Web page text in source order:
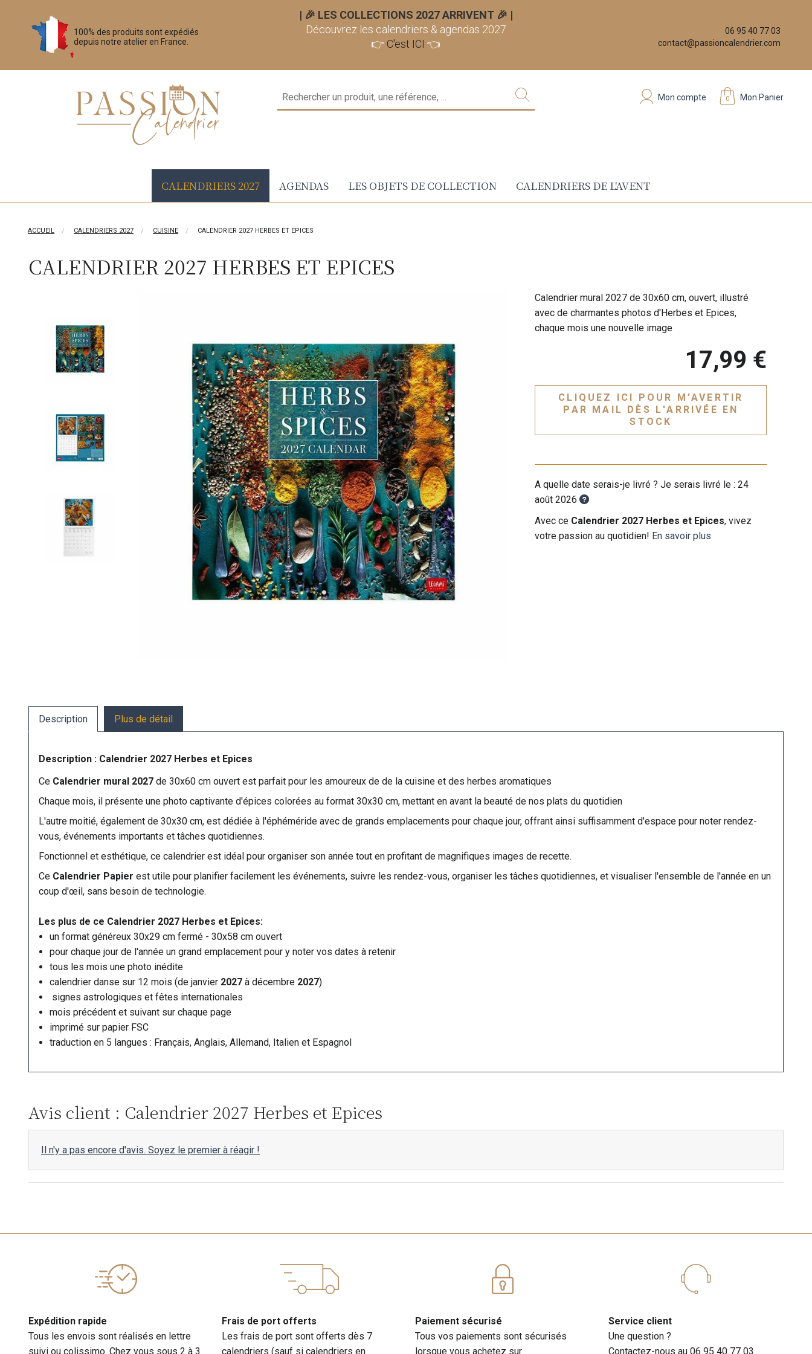
100% des produits sont expédiés
depuis notre atelier en France.
| 🎉 LES COLLECTIONS 2027 ARRIVENT 🎉 |
Découvrez les calendriers & agendas 2027
👉 C'est ICI 👈
06 95 40 77 03
contact@passioncalendrier.com
0 Mon Panier
Mon compte
CALENDRIERS 2027 AGENDAS LES OBJETS DE COLLECTION CALENDRIERS DE L'AVENT
ACCUEIL CALENDRIERS 2027 CUISINE CALENDRIER 2027 HERBES ET EPICES
CALENDRIER 2027 HERBES ET EPICES
Calendrier mural 2027 de 30x60 cm, ouvert, illustré
avec de charmantes photos d'Herbes et Epices,
chaque mois une nouvelle image
17,99 €
CLIQUEZ ICI POUR M’AVERTIR
PAR MAIL DÈS L'ARRIVÉE EN
STOCK
A quelle date serais-je livré ? Je serais livré le :24
août 2026
Avec ce Calendrier 2027 Herbes et Epices, vivez
votre passion au quotidien! En savoir plus
Description Plus de détail
Description : Calendrier 2027 Herbes et Epices
Ce Calendrier mural 2027 de 30x60 cm ouvert est parfait pour les amoureux de de la cuisine et des herbes aromatiques
Chaque mois, il présente une photo captivante d'épices colorées au format 30x30 cm, mettant en avant la beauté de nos plats du quotidien
L'autre moitié, également de 30x30 cm, est dédiée à l'éphéméride avec de grands emplacements pour chaque jour, offrant ainsi suffisamment d'espace pour noter rendez-
vous, événements importants et tâches quotidiennes.
Fonctionnel et esthétique, ce calendrier est idéal pour organiser son année tout en profitant de magnifiques images de recette.
Ce Calendrier Papier est utile pour planifier facilement les événements, suivre les rendez-vous, organiser les tâches quotidiennes, et visualiser l'ensemble de l'année en un
coup d'œil, sans besoin de technologie.
Les plus de ce Calendrier 2027 Herbes et Epices:
un format généreux 30x29 cm fermé - 30x58 cm ouvert
pour chaque jour de l'année un grand emplacement pour y noter vos dates à retenir
tous les mois une photo inédite
calendrier danse sur 12 mois (de janvier 2027à décembre 2027)
signes astrologiques et fêtes internationales
mois précédent et suivant sur chaque page
imprimé sur papier FSC
traduction en 5 langues : Français, Anglais, Allemand, Italien et Espagnol
Avis client : Calendrier 2027 Herbes et Epices
Il n'y a pas encore d'avis. Soyez le premier à réagir !
Expédition rapide
Tous les envois sont réalisés en lettre
suivi ou colissimo. Chez vous sous 2 à 3
Frais de port offerts
Les frais de port sont offerts dès 7
calendriers (sauf si calendriers en
Paiement sécurisé
Tous vos paiements sont sécurisés
lorsque vous achetez sur
Service client
Une question ?
Contactez-nous au 06 95 40 77 03